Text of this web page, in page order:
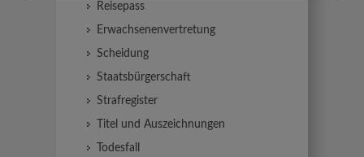
Reisepass
Erwachsenenvertretung
Scheidung
Staatsbürgerschaft
Strafregister
Titel und Auszeichnungen
Todesfall